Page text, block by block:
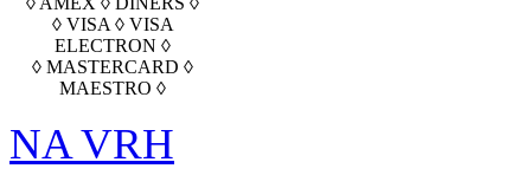
◊ VISA ◊ VISA
ELECTRON ◊
◊ MASTERCARD ◊
MAESTRO ◊
NA VRH